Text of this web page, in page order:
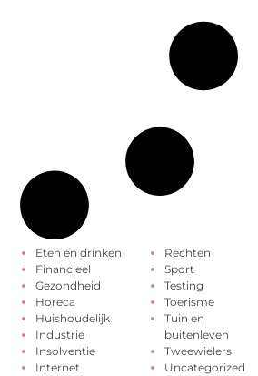
Eten en drinken
Financieel
Gezondheid
Horeca
Huishoudelijk
Industrie
Insolventie
Internet
Rechten
Sport
Testing
Toerisme
Tuin en
buitenleven
Tweewielers
Uncategorized